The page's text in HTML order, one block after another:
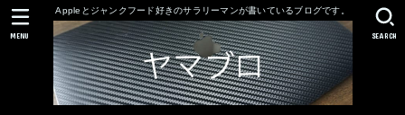
Appleとジャンクフード好きのサラリーマンが書いているブログです。
SEARCH
MENU